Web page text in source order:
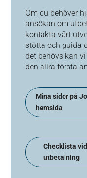
Om du behöver
ansökan om
kontakta vårt
stötta och guida
det behövs kan
den allra första
Mina sidor på
hemsida
Checklista
utbetalning